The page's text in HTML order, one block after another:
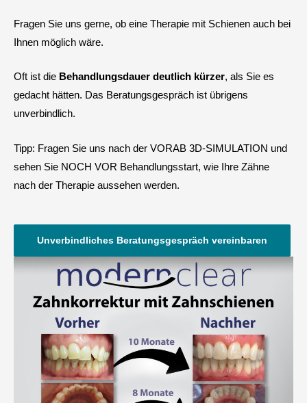
Fragen Sie uns gerne, ob eine Therapie mit Schienen auch bei
Ihnen möglich wäre.
Oft ist die Behandlungsdauer deutlich kürzer, als Sie es
gedacht hätten. Das Beratungsgespräch ist übrigens
unverbindlich.
Tipp: Fragen Sie uns nach der VORAB 3D-SIMULATION und
sehen Sie NOCH VOR Behandlungsstart, wie Ihre Zähne
nach der Therapie aussehen werden.
Unverbindliches Beratungsgespräch vereinbaren